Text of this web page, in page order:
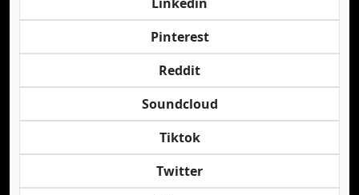
Pinterest
Reddit
Soundcloud
Tiktok
Twitter